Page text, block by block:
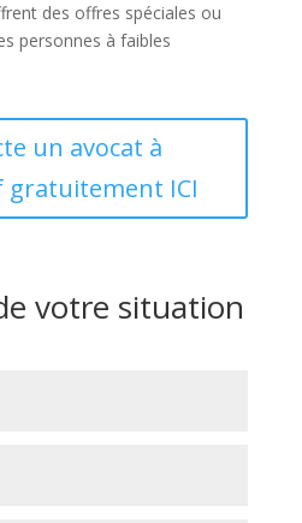
des offres spéciales ou
personnes à faibles
un avocat à
gratuitement ICI
votre situation